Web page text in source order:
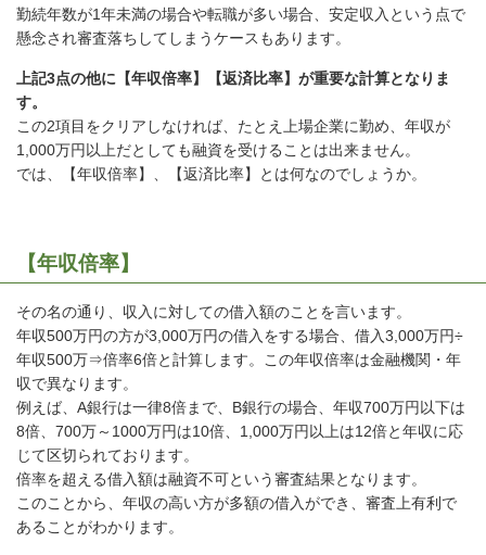
勤続年数が1年未満の場合や転職が多い場合、安定収入という点で
懸念され審査落ちしてしまうケースもあります。
上記3点の他に【年収倍率】【返済比率】が重要な計算となりま
す。
この2項目をクリアしなければ、たとえ上場企業に勤め、年収が
1,000万円以上だとしても融資を受けることは出来ません。
では、【年収倍率】、【返済比率】とは何なのでしょうか。
【年収倍率】
その名の通り、収入に対しての借入額のことを言います。
年収500万円の方が3,000万円の借入をする場合、借入3,000万円÷
年収500万⇒倍率6倍と計算します。この年収倍率は金融機関・年
収で異なります。
例えば、A銀行は一律8倍まで、B銀行の場合、年収700万円以下は
8倍、700万～1000万円は10倍、1,000万円以上は12倍と年収に応
じて区切られております。
倍率を超える借入額は融資不可という審査結果となります。
このことから、年収の高い方が多額の借入ができ、審査上有利で
あることがわかります。